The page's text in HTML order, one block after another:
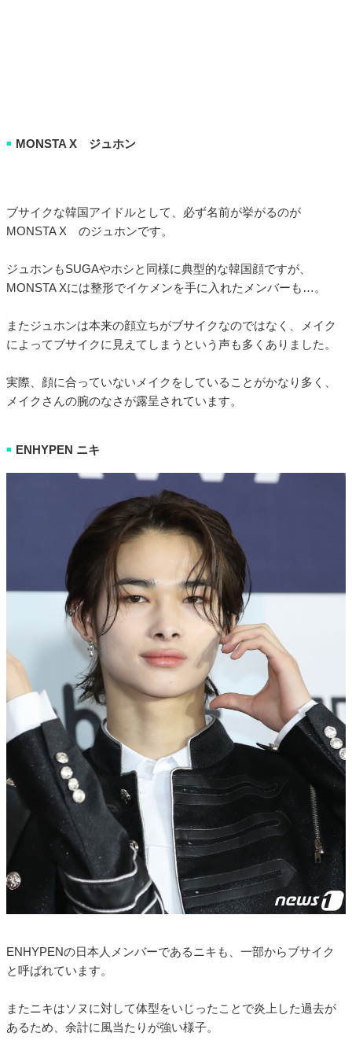
■ MONSTA X ジュホン
ブサイクな韓国アイドルとして、必ず名前が挙がるのが
MONSTA X のジュホンです。
ジュホンもSUGAやホシと同様に典型的な韓国顔ですが、
MONSTA Xには整形でイケメンを手に入れたメンバーも…。
またジュホンは本来の顔立ちがブサイクなのではなく、メイク
によってブサイクに見えてしまうという声も多くありました。
実際、顔に合っていないメイクをしていることがかなり多く、
メイクさんの腕のなさが露呈されています。
■ ENHYPEN ニキ
ENHYPENの日本人メンバーであるニキも、一部からブサイク
と呼ばれています。
またニキはソヌに対して体型をいじったことで炎上した過去が
あるため、余計に風当たりが強い様子。